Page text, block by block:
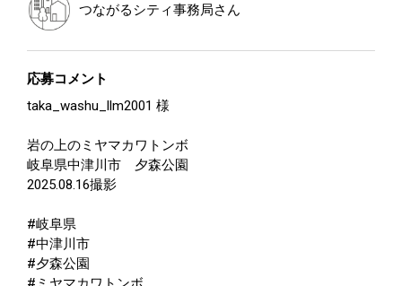
つながるシティ事務局さん
応募コメント
taka_washu_llm2001 様
岩の上のミヤマカワトンボ
岐阜県中津川市 夕森公園
2025.08.16撮影
#岐阜県
#中津川市
#夕森公園